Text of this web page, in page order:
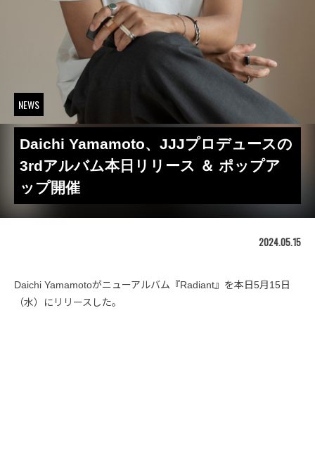
NEWS
Daichi Yamamoto、JJJプロデュースの
3rdアルバム本日リリース ＆ ポップア
ップ開催
2024.05.15
Daichi Yamamotoがニューアルバム『Radiant』を本日5月15日
（水）にリリースした。